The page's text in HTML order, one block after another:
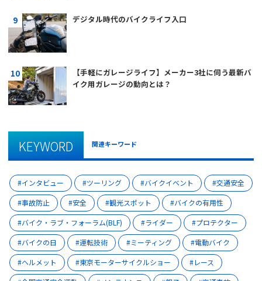
デジタル時代のバイクライフ入口
【手軽にガレージライフ】メーカー3社に伺う最新バ
イク用ガレージの動向とは？
KEYWORD 関連キーワード
インタビュー ツーリング バイクイベント
交通安全
事故防止
安全 観光スポット
バイクの有用性
バイク・ラブ・フォーラム(BLF)
ライダー
プロテクター
バイクの日
運転技術 ミーティング
電動バイク
ヘルメット
東京モーターサイクルショー
レース